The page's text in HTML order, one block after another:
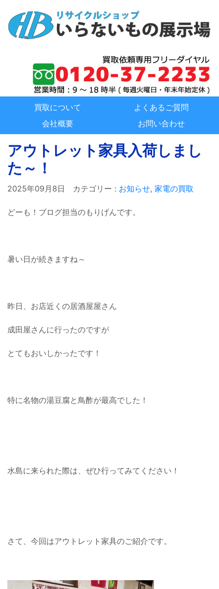
買取について
よくあるご質問
会社概要
お問い合わせ
アウトレット家具入荷しまし
た～！
2025年09月8日 カテゴリー : お知らせ, 家電の買取
どーも！ブログ担当のもりげんです。
暑い日が続きますね～
昨日、お店近くの居酒屋屋さん
成田屋さんに行ったのですが
とてもおいしかったです！
特に名物の湯豆腐と鳥酢が最高でした！
水島に来られた際は、ぜひ行ってみてください！
さて、今回はアウトレット家具のご紹介です。